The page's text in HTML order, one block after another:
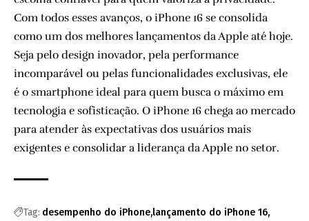
Com todos esses avanços, o iPhone 16 se consolida
como um dos melhores lançamentos da Apple até hoje.
Seja pelo design inovador, pela performance
incomparável ou pelas funcionalidades exclusivas, ele
é o smartphone ideal para quem busca o máximo em
tecnologia e sofisticação. O iPhone 16 chega ao mercado
para atender às expectativas dos usuários mais
exigentes e consolidar a liderança da Apple no setor.
Tag: desempenho do iPhone lançamento do iPhone 16